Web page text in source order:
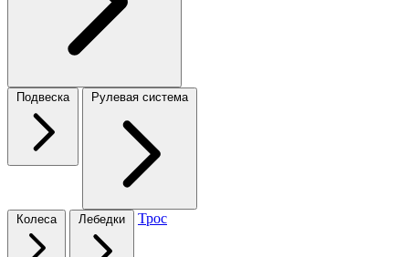
Подвеска Рулевая система
Колеса Лебедки Трос